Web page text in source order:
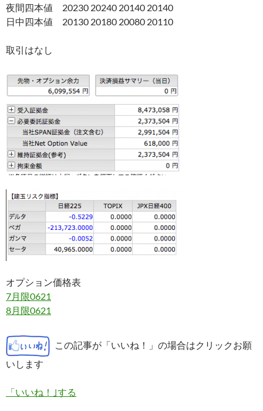
夜間四本値 20230 20240 20140 20140
日中四本値 20130 20180 20080 20110
取引はなし
オプション価格表
7月限0621
8月限0621
この記事が「いいね！」の場合はクリックお願
いします
「いいね！｣する